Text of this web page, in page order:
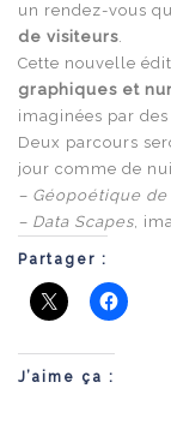
un rendez-vous
de visiteurs.
Cette nouvelle
graphiques et
imaginées par
Deux parcours
jour comme de
– Géopoétique
– Data Scapes,
Partager :
J’aime ça :